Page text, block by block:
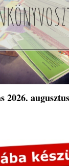
2026.